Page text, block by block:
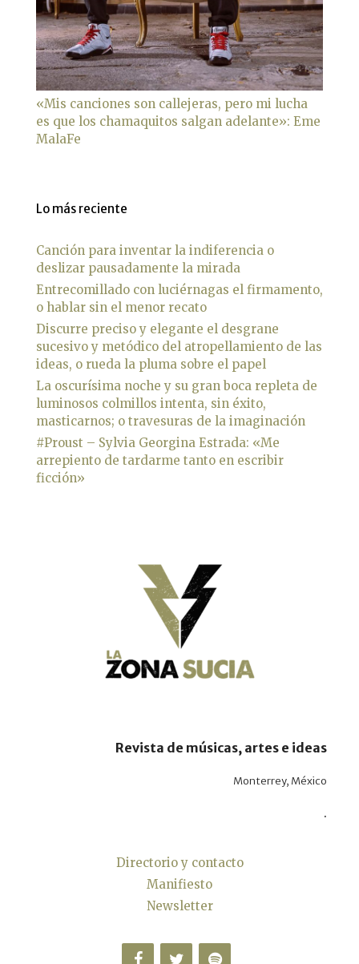
«Mis canciones son callejeras, pero mi lucha
es que los chamaquitos salgan adelante»: Eme
MalaFe
Lo más reciente
Canción para inventar la indiferencia o
deslizar pausadamente la mirada
Entrecomillado con luciérnagas el firmamento,
o hablar sin el menor recato
Discurre preciso y elegante el desgrane
sucesivo y metódico del atropellamiento de las
ideas, o rueda la pluma sobre el papel
La oscurísima noche y su gran boca repleta de
luminosos colmillos intenta, sin éxito,
masticarnos; o travesuras de la imaginación
#Proust – Sylvia Georgina Estrada: «Me
arrepiento de tardarme tanto en escribir
ficción»
Revista de músicas, artes e ideas
Monterrey, México
.
Directorio y contacto
Manifiesto
Newsletter